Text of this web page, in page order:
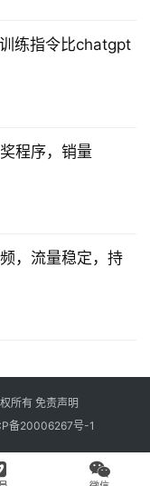
练指令比chatgpt
程序，销量
，流量稳定，持
所有 免责声明
备20006267号-1